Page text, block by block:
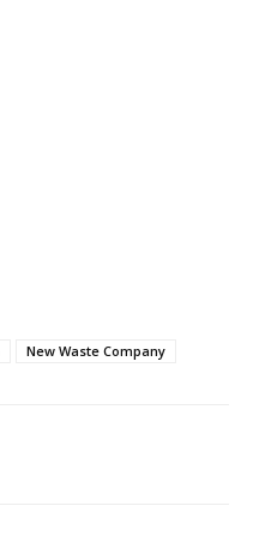
New Waste Company